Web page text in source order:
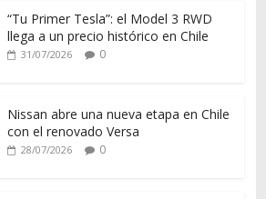
“Tu Primer Tesla”: el Model 3 RWD
llega a un precio histórico en Chile
31/07/2026 0
Nissan abre una nueva etapa en Chile
con el renovado Versa
28/07/2026 0